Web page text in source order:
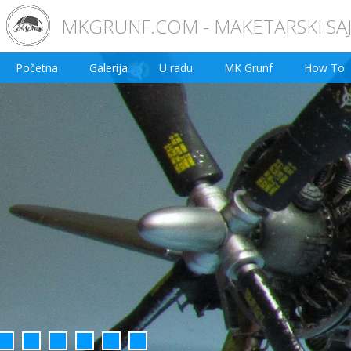
MKGRUNF.COM - MAKETARSKI
Početna Galerija U radu MK Grunf How To